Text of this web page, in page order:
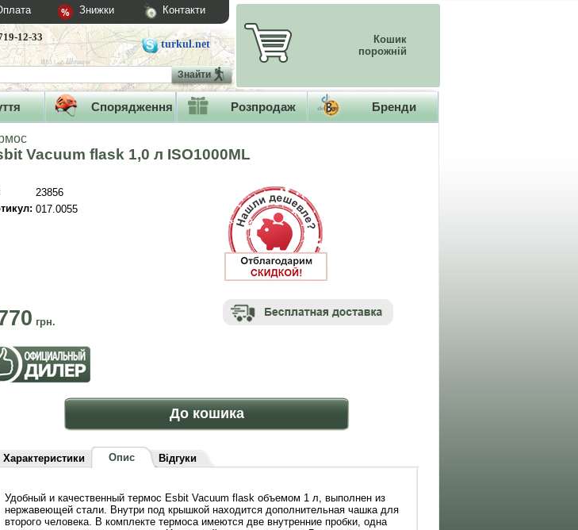
Знижки Контакти
12-33
turkul.net
Знайти
Кошик
порожній
Спорядження Розпродаж Бренди
Vacuum flask 1,0 л ISO1000ML
23856
017.0055
грн.
До кошика
Характеристики Опис Відгуки
Удобный и качественный термос Esbit Vacuum flask объемом 1 л, выполнен из
нержавеющей стали. Внутри под крышкой находится дополнительная чашка для
второго человека. В комплекте термоса имеются две внутренние пробки, одна